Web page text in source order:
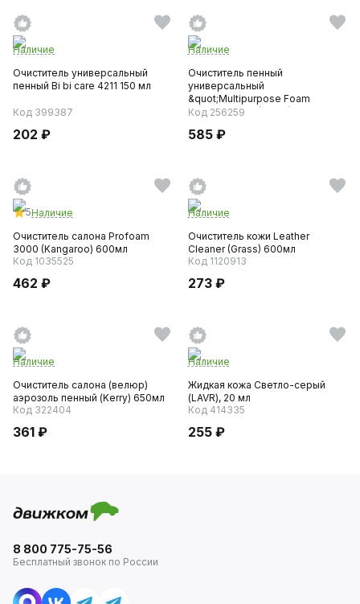
Наличие
Очиститель универсальный
пенный Bi bi care 4211 150 мл
Код 399387
202 ₽
Наличие
Очиститель пенный
универсальный
&quot;Multipurpose Foam
Cleaner&quot; (Grass)...
Код 256259
585 ₽
5Наличие
Очиститель салона Profoam
3000 (Kangaroo) 600мл
Код 1035525
462 ₽
Наличие
Очиститель кожи Leather
Cleaner (Grass) 600мл
Код 1120913
273 ₽
Наличие
Очиститель салона (велюр)
аэрозоль пенный (Kerry) 650мл
Код 322404
361 ₽
Наличие
Жидкая кожа Светло-серый
(LAVR), 20 мл
Код 414335
255 ₽
8 800 775-75-56
Бесплатный звонок по России